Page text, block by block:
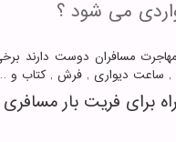
می شود ؟
مسافران دوست دارند
, ساعت دیواری , فرش , کتاب و
برای فریت بار مسافری